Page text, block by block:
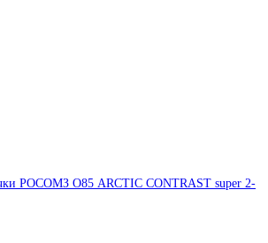
РОСОМЗ О85 ARCTIC CONTRAST super 2-